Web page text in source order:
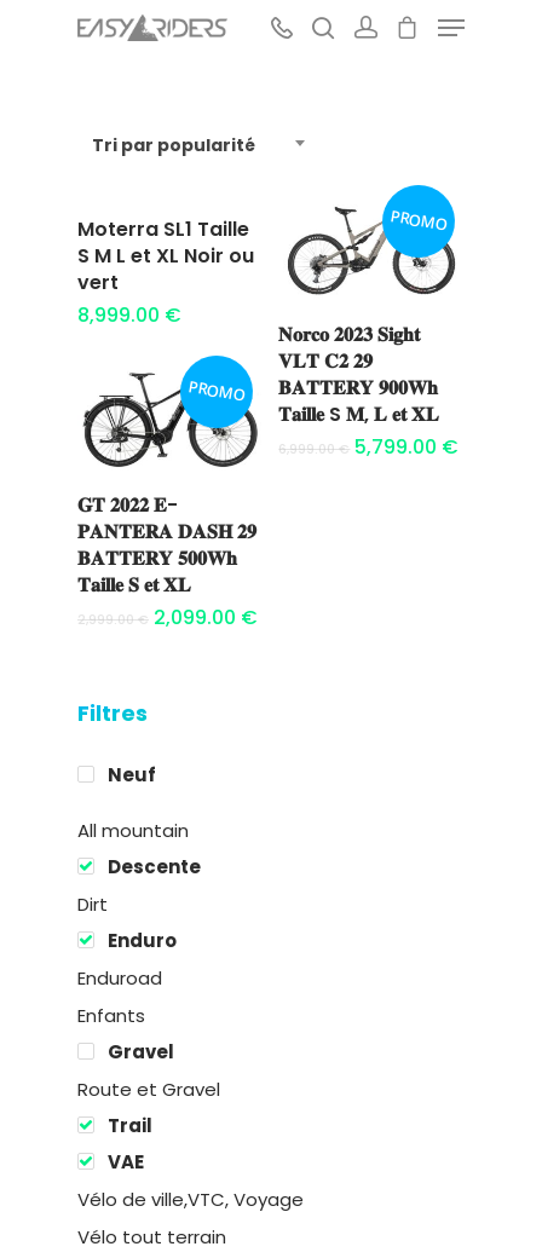
Hit enter to search or ESC to close
Tri par popularité
Filtres
Neuf
All mountain
Descente
Dirt
Enduro
Enduroad
Enfants
Gravel
Route et Gravel
Trail
VAE
Vélo de ville,VTC, Voyage
Vélo tout terrain
Ajouter au
panier
Moterra SL1 Taille
S M L et XL Noir ou
vert
8,999.00 €
PROMO
Ajouter au
panier
𝐍𝐨𝐫𝐜𝐨 𝟐𝟎𝟐𝟑 𝐒𝐢𝐠𝐡𝐭
𝐕𝐋𝐓 𝐂𝟐 𝟐𝟗
𝐁𝐀𝐓𝐓𝐄𝐑𝐘 𝟗𝟎𝟎𝐖𝐡
𝐓𝐚𝐢𝐥𝐥𝐞 S 𝐌, 𝐋 𝐞𝐭 𝐗𝐋
6,999.00€ 5,799.00 €
PROMO
Ajouter au
panier
𝐆𝐓 𝟐𝟎𝟐𝟐 𝐄-
𝐏𝐀𝐍𝐓𝐄𝐑𝐀 𝐃𝐀𝐒𝐇 𝟐𝟗
𝐁𝐀𝐓𝐓𝐄𝐑𝐘 𝟓𝟎𝟎𝐖𝐡
𝐓𝐚𝐢𝐥𝐥𝐞 𝐒 𝐞𝐭 𝐗𝐋
2,999.00€ 2,099.00 €